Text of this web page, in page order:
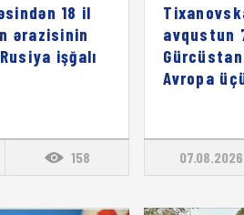
18 il
ərazisinin
işğalı
158
avqustun
Avropa